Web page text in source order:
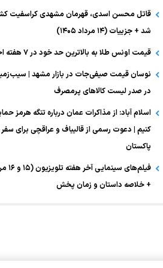
قاتل محسن اسدی، قهرمان مشهدی کراسفیت
شد + جزییات (۱۴ مرداد ۱۴۰۵)
قیمت اونس طلا به بالاترین حد خود در ۷ هفته اخیر رسید
نوسان قیمت صیفی‌جات در بازار مشهد |
در صدر لیست کالا‌های پرمصرف
اسلام آباد: از مذاکرات عمان درباره تنگه هرمز
کنیم | دعوت رسمی از قالیباف و عراقچی برای سفر
پاکستان
+ خلاصه داستان و زمان پخش